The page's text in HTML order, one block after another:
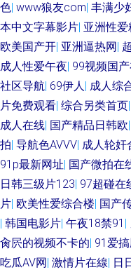
色| www狼友com| 丰满少
本中文字幕影片| 亚洲性爱
欧美国产开| 亚洲逼热网|
成人性爱午夜| 99视频国
社区导航| 69伊人| 成人综
片免费观看| 综合另类首页|
成人在线| 国产精品日韩欧|
拍| 导航色AVVV| 成人轮奸
91p最新网址| 国产微拍在
日韩三级片123| 97超碰在
片| 欧美性爱综合楼| 国产
| 韩国电影片| 午夜18禁91 |
肏屄的视频不卡的| 91爱
吃瓜AV网| 激情片在線| 日